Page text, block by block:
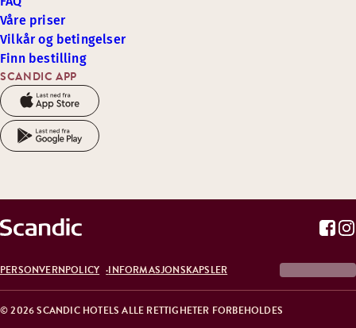
SCANDIC APP
Våre priser
Vilkår og betingelser
Finn bestilling
© 2026 SCANDIC HOTELS ALLE RETTIGHETER FORBEHOLDES
PERSONVERNPOLICY INFORMASJONSKAPSLER